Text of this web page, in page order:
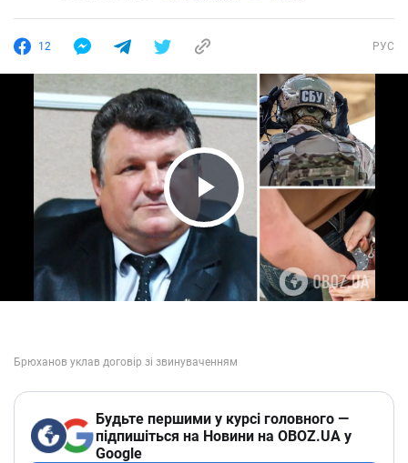
12 РУС
Play Video
Будьте першими у курсі головного —
підпишіться на Новини на OBOZ.UA у
Google